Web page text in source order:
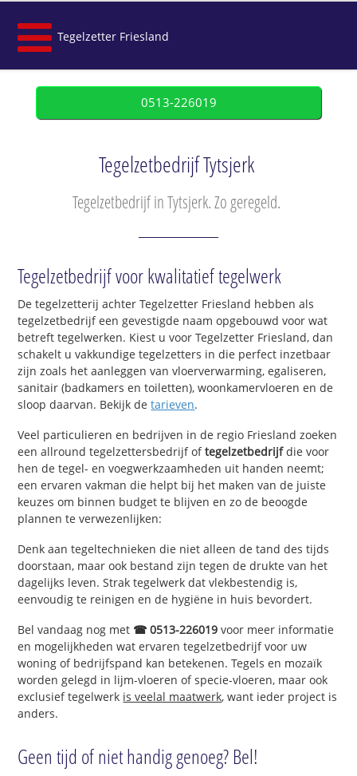
Tegelzetter Friesland
0513-226019
Tegelzetbedrijf Tytsjerk
Tegelzetbedrijf in Tytsjerk. Zo geregeld.
Tegelzetbedrijf voor kwalitatief tegelwerk
De tegelzetterij achter Tegelzetter Friesland hebben als
tegelzetbedrijf een gevestigde naam opgebouwd voor wat
betreft tegelwerken. Kiest u voor Tegelzetter Friesland, dan
schakelt u vakkundige tegelzetters in die perfect inzetbaar
zijn zoals het aanleggen van vloerverwarming, egaliseren,
sanitair (badkamers en toiletten), woonkamervloeren en de
sloop daarvan. Bekijk detarieven.
Veel particulieren en bedrijven in de regio Friesland zoeken
een allround tegelzettersbedrijf oftegelzetbedrijfdie voor
hen de tegel- en voegwerkzaamheden uit handen neemt;
een ervaren vakman die helpt bij het maken van de juiste
keuzes om binnen budget te blijven en zo de beoogde
plannen te verwezenlijken:
Denk aan tegeltechnieken die niet alleen de tand des tijds
doorstaan, maar ook bestand zijn tegen de drukte van het
dagelijks leven. Strak tegelwerk dat vlekbestendig is,
eenvoudig te reinigen en de hygiëne in huis bevordert.
Bel vandaag nog met ☎ 0513-226019 voor meer informatie
en mogelijkheden wat ervaren tegelzetbedrijf voor uw
woning of bedrijfspand kan betekenen. Tegels en mozaïk
worden gelegd in lijm-vloeren of specie-vloeren, maar ook
exclusief tegelwerk is veelal maatwerk, want ieder project is
anders.
Geen tijd of niet handig genoeg? Bel!